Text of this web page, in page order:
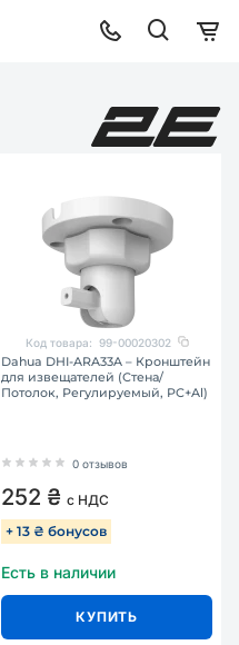
Код товара: 99-00020302
Dahua DHI-ARA33A – Кронштейн
для извещателей (Стена/
Потолок, Регулируемый, PC+Al)
0 отзывов
252 ₴ с НДС
+ 13 ₴ бонусов
Есть в наличии
КУПИТЬ